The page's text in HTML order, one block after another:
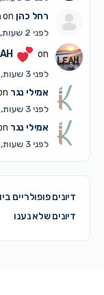
רחל כהןon
לפני 2 שעות, 59 דקות
on
לפני 3 שעות, 9 דקות
אמילי נגרon
לפני 3 שעות, 43 דקות
אמילי נגרon
לפני 3 שעות, 45 דקות
דיונים פופולריים
דיונים שלא נענו